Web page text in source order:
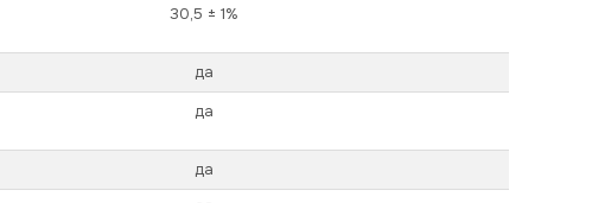
30,5 ± 1%
да
да
да